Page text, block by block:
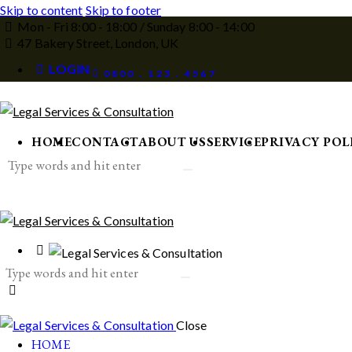
Skip to content Skip to footer
Mon - Fri 8:00 - 18:00 / Sunday 8:00 - 14:00
47 Bakery Street, London, UK
LOGIN
0800 . 123 . 4567
HOMECONTACTABOUT USSERVICEPRIVACY
Close
HOME